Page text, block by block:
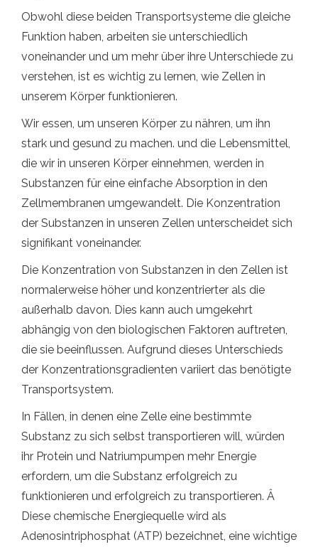
Obwohl diese beiden Transportsysteme die gleiche
Funktion haben, arbeiten sie unterschiedlich
voneinander und um mehr über ihre Unterschiede zu
verstehen, ist es wichtig zu lernen, wie Zellen in
unserem Körper funktionieren.
Wir essen, um unseren Körper zu nähren, um ihn
stark und gesund zu machen. und die Lebensmittel,
die wir in unseren Körper einnehmen, werden in
Substanzen für eine einfache Absorption in den
Zellmembranen umgewandelt. Die Konzentration
der Substanzen in unseren Zellen unterscheidet sich
signifikant voneinander.
Die Konzentration von Substanzen in den Zellen ist
normalerweise höher und konzentrierter als die
außerhalb davon. Dies kann auch umgekehrt
abhängig von den biologischen Faktoren auftreten,
die sie beeinflussen. Aufgrund dieses Unterschieds
der Konzentrationsgradienten variiert das benötigte
Transportsystem.
In Fällen, in denen eine Zelle eine bestimmte
Substanz zu sich selbst transportieren will, würden
ihr Protein und Natriumpumpen mehr Energie
erfordern, um die Substanz erfolgreich zu
funktionieren und erfolgreich zu transportieren. Â
Diese chemische Energiequelle wird als
Adenosintriphosphat (ATP) bezeichnet, eine wichtige